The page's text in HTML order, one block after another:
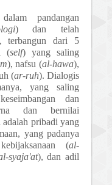
pandangan
) dan telah
terbangun dari 5
(self) yang saling
), nafsu (al-hawa),
(ar-ruh). Dialogis
yang saling
dan
dan bernilai
pribadi yang
yang padanya
(al-
syaja'at), dan adil